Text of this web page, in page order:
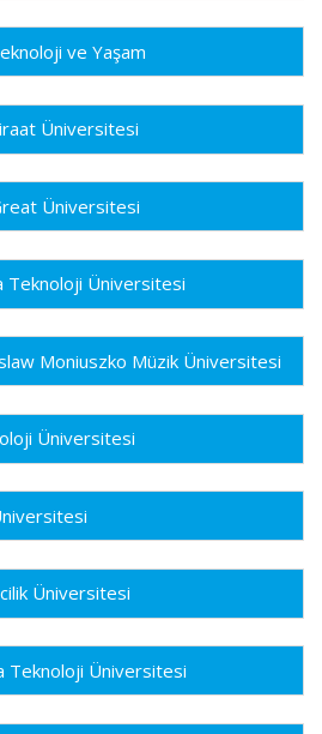
ve Yaşam
Üniversitesi
Üniversitesi
Teknoloji Üniversitesi
Moniuszko Müzik Üniversitesi
Üniversitesi
Üniversitesi
Teknoloji Üniversitesi